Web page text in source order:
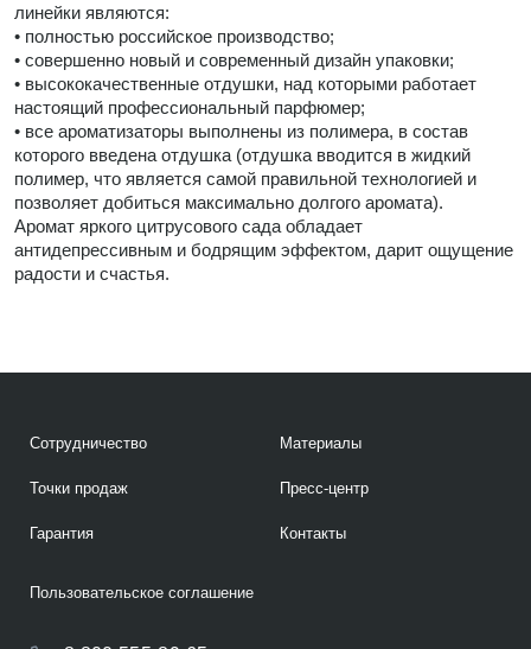
линейки являются:
• полностью российское производство;
• совершенно новый и современный дизайн упаковки;
• высококачественные отдушки, над которыми работает
настоящий профессиональный парфюмер;
• все ароматизаторы выполнены из полимера, в состав
которого введена отдушка (отдушка вводится в жидкий
полимер, что является самой правильной технологией и
позволяет добиться максимально долгого аромата).
Аромат яркого цитрусового сада обладает
антидепрессивным и бодрящим эффектом, дарит ощущение
радости и счастья.
Сотрудничество
Точки продаж
Гарантия
Материалы
Пресс-центр
Контакты
Пользовательское соглашение